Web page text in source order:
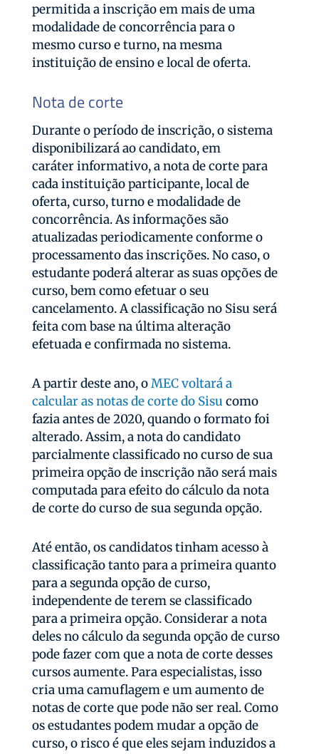
permitida a inscrição em mais de uma
modalidade de concorrência para o
mesmo curso e turno, na mesma
instituição de ensino e local de oferta.
Nota de corte
Durante o período de inscrição, o sistema
disponibilizará ao candidato, em
caráter informativo, a nota de corte para
cada instituição participante, local de
oferta, curso, turno e modalidade de
concorrência. As informações são
atualizadas periodicamente conforme o
processamento das inscrições. No caso, o
estudante poderá alterar as suas opções de
curso, bem como efetuar o seu
cancelamento. A classificação no Sisu será
feita com base na última alteração
efetuada e confirmada no sistema.
A partir deste ano, oMEC voltará a
calcular as notas de corte do Sisu como
fazia antes de 2020, quando o formato foi
alterado. Assim, a nota do candidato
parcialmente classificado no curso de sua
primeira opção de inscrição não será mais
computada para efeito do cálculo da nota
de corte do curso de sua segunda opção.
Até então, os candidatos tinham acesso à
classificação tanto para a primeira quanto
para a segunda opção de curso,
independente de terem se classificado
para a primeira opção. Considerar a nota
deles no cálculo da segunda opção de curso
pode fazer com que a nota de corte desses
cursos aumente. Para especialistas, isso
cria uma camuflagem e um aumento de
notas de corte que pode não ser real. Como
os estudantes podem mudar a opção de
curso, o risco é que eles sejam induzidos a